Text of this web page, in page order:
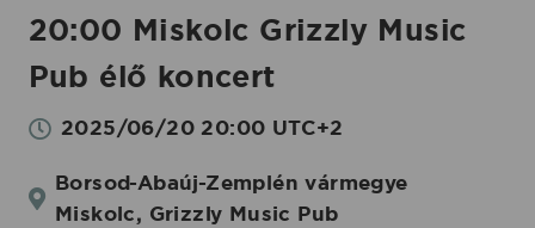
20:00 Miskolc Grizzly Music
Pub élő koncert
2025/06/20 20:00 UTC+2
Borsod-Abaúj-Zemplén vármegye
Miskolc, Grizzly Music Pub